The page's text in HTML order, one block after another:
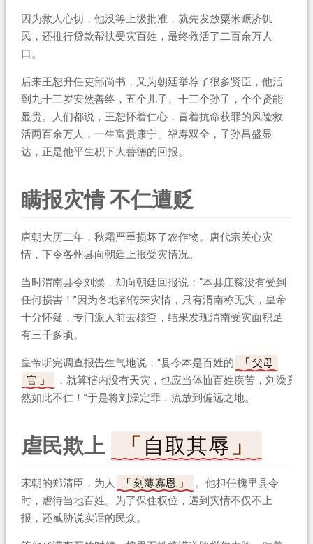
因为救人心切，他没等上级批准，就先发放粟米赈济饥
民，还推行贷款帮扶受灾百姓，最终救活了二百余万人
口。
后来王恕升任吏部尚书，又为朝廷举荐了很多贤臣，他活
到九十三岁安然善终，五个儿子、十三个孙子，个个贤能
显贵。人们都说，王恕怀着仁心，冒着抗命获罪的风险救
活两百余万人，一生富贵康宁、福寿双全，子孙昌盛显
达，正是他平生积下大善德的回报。
瞒报灾情 不仁遭贬
唐朝大历二年，秋霜严重损坏了农作物。唐代宗关心灾
情，下令各州县向朝廷上报受灾情况。
当时渭南县令刘澡，却向朝廷回报说：“本县庄稼没有受到
任何损害！”因为各地都传来灾情，只有渭南称无灾，皇帝
十分怀疑，专门派人前去核查，结果发现渭南受灾面积足
有三千多顷。
皇帝听完调查报告生气地说：“县令本是百姓的
父母
官
，就算辖内没有天灾，也应当体恤百姓疾苦，刘澡竟
然如此不仁！”于是将刘澡定罪，流放到偏远之地。
虐民欺上 自取其辱
宋朝的郑清臣，为人 刻薄寡恩
。他担任槐里县令
时，虐待当地百姓。为了保住权位，遇到灾情不仅不上
报，还威胁说实话的民众。